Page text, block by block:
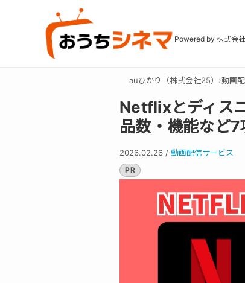
Powered by 株式会
auひかり（株式会社25） ›動画
Netflixとディス
品数・機能など
2026.02.26 / 動画配信サービス
PR